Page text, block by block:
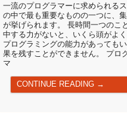
一流のプログラマーに求められる
の中で最も重要なものの一つに、
が挙げられます。 長時間一つのこ
中する力がないと、いくら頭がよ
プログラミングの能力があっても
果を残すことができません。 プロ
マ
CONTINUE READING →